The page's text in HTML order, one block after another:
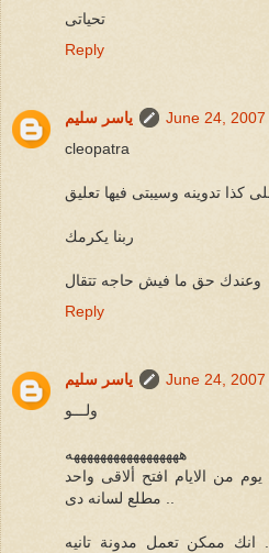
تحياتى
Reply
ياسر سليم
June 24, 2007
cleopatra
ربنا يكرمك
وعندك حق ما فيش حاجه تتقال
Reply
ياسر سليم
June 24, 2007
ولـــو
هههههههههههههههههه
من الايام افتح ألاقى واحد
ممكن تعمل مدونة تانيه